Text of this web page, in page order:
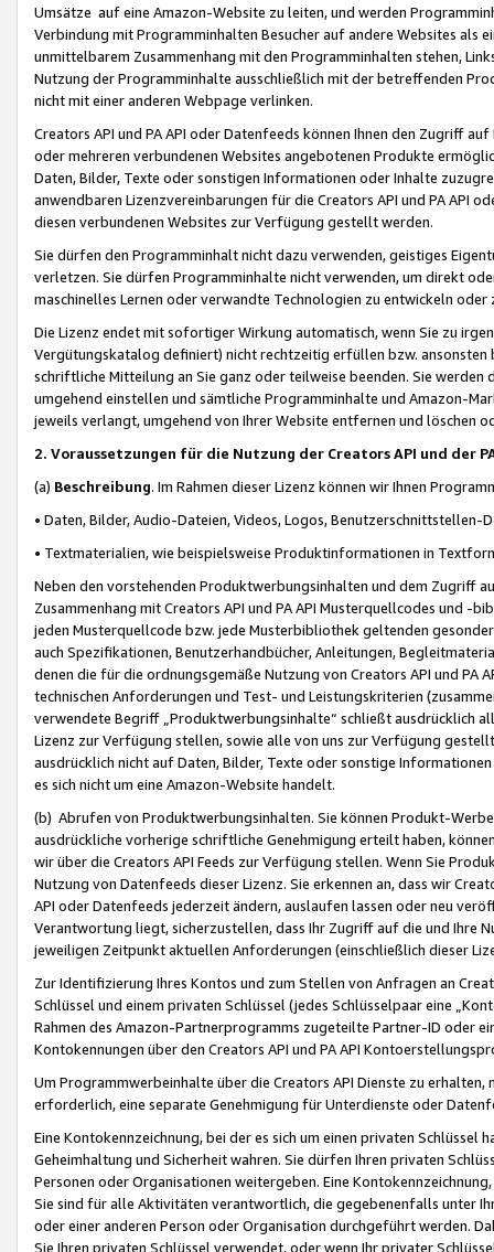
Umsätze auf eine Amazon-Website zu leiten, und werden
Verbindung mit Programminhalten Besucher auf andere Websites als
unmittelbarem Zusammenhang mit den Programminhalten stehen,
Nutzung der Programminhalte ausschließlich mit der betreffenden
nicht mit einer anderen Webpage verlinken.
Creators API und PA API oder Datenfeeds können Ihnen den Zugriff
oder mehreren verbundenen Websites angebotenen Produkte
Daten, Bilder, Texte oder sonstigen Informationen oder Inhalte
anwendbaren Lizenzvereinbarungen für die Creators API und PA API
diesen verbundenen Websites zur Verfügung gestellt werden.
Sie dürfen den Programminhalt nicht dazu verwenden, geistiges
verletzen. Sie dürfen Programminhalte nicht verwenden, um direkt
maschinelles Lernen oder verwandte Technologien zu entwickeln
Die Lizenz endet mit sofortiger Wirkung automatisch, wenn Sie zu
Vergütungskatalog definiert) nicht rechtzeitig erfüllen bzw. ansonsten
schriftliche Mitteilung an Sie ganz oder teilweise beenden. Sie werden
umgehend einstellen und sämtliche Programminhalte und Amazon-
jeweils verlangt, umgehend von Ihrer Website entfernen und löschen
2. Voraussetzungen für die Nutzung der Creators API und der
(a) Beschreibung. Im Rahmen dieser Lizenz können wir Ihnen
• Daten, Bilder, Audio-Dateien, Videos, Logos, Benutzerschnittstellen-
• Textmaterialien, wie beispielsweise Produktinformationen in
Neben den vorstehenden Produktwerbungsinhalten und dem Zugriff
Zusammenhang mit Creators API und PA API Musterquellcodes und
jeden Musterquellcode bzw. jede Musterbibliothek geltenden
auch Spezifikationen, Benutzerhandbücher, Anleitungen,
denen die für die ordnungsgemäße Nutzung von Creators API und PA
technischen Anforderungen und Test- und Leistungskriterien
verwendete Begriff „Produktwerbungsinhalte“ schließt ausdrücklich
Lizenz zur Verfügung stellen, sowie alle von uns zur Verfügung
ausdrücklich nicht auf Daten, Bilder, Texte oder sonstige
es sich nicht um eine Amazon-Website handelt.
(b) Abrufen von Produktwerbungsinhalten. Sie können Produkt-
ausdrückliche vorherige schriftliche Genehmigung erteilt haben,
wir über die Creators API Feeds zur Verfügung stellen. Wenn Sie
Nutzung von Datenfeeds dieser Lizenz. Sie erkennen an, dass wir
API oder Datenfeeds jederzeit ändern, auslaufen lassen oder neu
Verantwortung liegt, sicherzustellen, dass Ihr Zugriff auf die und Ihre
jeweiligen Zeitpunkt aktuellen Anforderungen (einschließlich dieser
Zur Identifizierung Ihres Kontos und zum Stellen von Anfragen an
Schlüssel und einem privaten Schlüssel (jedes Schlüsselpaar eine
Rahmen des Amazon-Partnerprogramms zugeteilte Partner-ID oder
Kontokennungen über den Creators API und PA API
Um Programmwerbeinhalte über die Creators API Dienste zu
erforderlich, eine separate Genehmigung für Unterdienste oder
Eine Kontokennzeichnung, bei der es sich um einen privaten
Geheimhaltung und Sicherheit wahren. Sie dürfen Ihren privaten
Personen oder Organisationen weitergeben. Eine
Sie sind für alle Aktivitäten verantwortlich, die gegebenenfalls unter
oder einer anderen Person oder Organisation durchgeführt werden.
Sie Ihren privaten Schlüssel verwendet, oder wenn Ihr privater